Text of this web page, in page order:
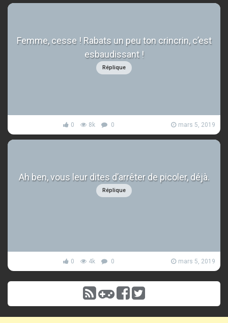
Femme, cesse ! Rabats un peu ton crincrin, c’est
esbaudissant !
Réplique
0 8k 0 mars 5, 2019
Ah ben, vous leur dites d’arrêter de picoler, déjà.
Réplique
0 4k 0 mars 5, 2019